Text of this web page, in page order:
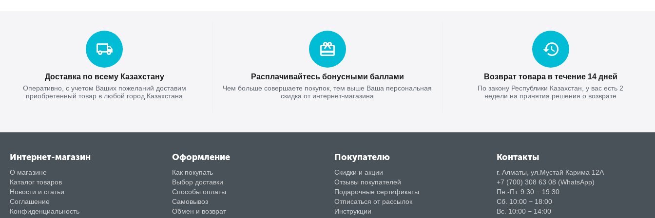
Доставка по всему Казахстану
Оперативно, с учетом Ваших пожеланий доставим
приобретенный товар в любой город Казахстана
Расплачивайтесь бонусными баллами
Чем больше совершаете покупок, тем выше Ваша персональная
скидка от интернет-магазина
Возврат товара в течение 14 дней
По закону Республики Казахстан, у вас есть 2
недели на принятия решения о возврате
Интернет-магазин
О магазине
Каталог товаров
Новости и статьи
Соглашение
Конфиденциальность
Оформление
Как покупать
Выбор доставки
Способы оплаты
Самовывоз
Обмен и возврат
Покупателю
Скидки и акции
Отзывы покупателей
Подарочные сертификаты
Отписаться от рассылок
Инструкции
Контакты
г. Алматы, ул.Мустай Карима 12А
+7 (700) 308 63 08 (WhatsApp)
Пн.-Пт. 9:30 − 19:30
Сб. 10:00 − 18:00
Вс. 10:00 − 14:00